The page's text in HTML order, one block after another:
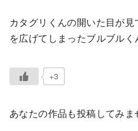
カタグリくんの開いた目が
を広げてしまったブルブルく
+3
あなたの作品も投稿してみま